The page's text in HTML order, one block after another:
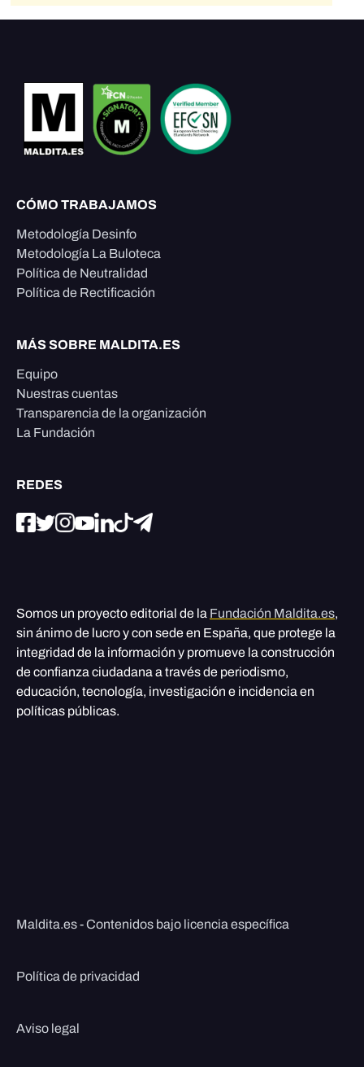
CÓMO TRABAJAMOS
Metodología Desinfo
Metodología La Buloteca
Política de Neutralidad
Política de Rectificación
MÁS SOBRE MALDITA.ES
Equipo
Nuestras cuentas
Transparencia de la organización
La Fundación
REDES
Somos un proyecto editorial de la Fundación Maldita.es,
sin ánimo de lucro y con sede en España, que protege la
integridad de la información y promueve la construcción
de confianza ciudadana a través de periodismo,
educación, tecnología, investigación e incidencia en
políticas públicas.
Maldita.es - Contenidos bajo licencia específica
Política de privacidad
Aviso legal